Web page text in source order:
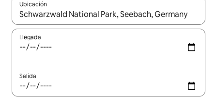
Ubicación
Cuando los resultados estén disponibles, navega con las
Llegada
Salida